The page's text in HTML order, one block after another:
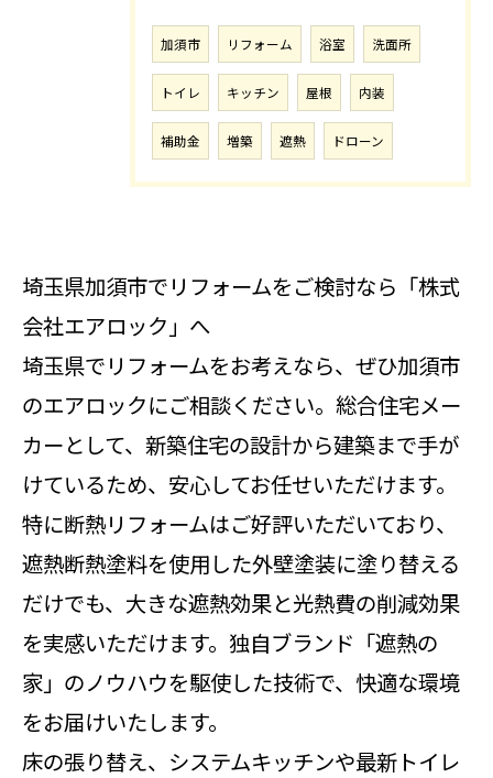
加須市 リフォーム 浴室 洗面所
トイレ キッチン 屋根 内装
補助金 増築 遮熱 ドローン
埼玉県加須市でリフォームをご検討なら「株式
会社エアロック」へ
埼玉県でリフォームをお考えなら、ぜひ加須市
のエアロックにご相談ください。総合住宅メー
カーとして、新築住宅の設計から建築まで手が
けているため、安心してお任せいただけます。
特に断熱リフォームはご好評いただいており、
遮熱断熱塗料を使用した外壁塗装に塗り替える
だけでも、大きな遮熱効果と光熱費の削減効果
を実感いただけます。独自ブランド「遮熱の
家」のノウハウを駆使した技術で、快適な環境
をお届けいたします。
床の張り替え、システムキッチンや最新トイレ